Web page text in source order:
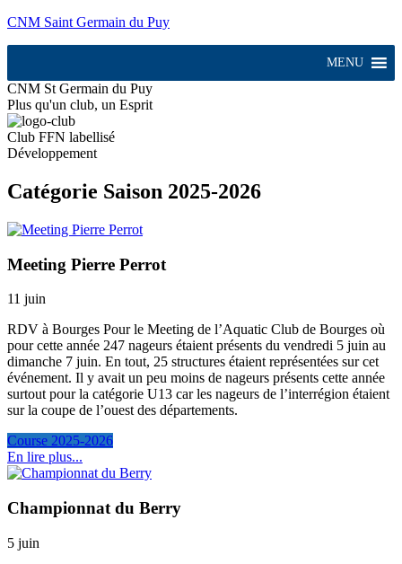
CNM Saint Germain du Puy
MENU
CNM St Germain du Puy
Plus qu'un club, un Esprit
Club FFN labellisé
Développement
Catégorie Saison 2025-2026
Meeting Pierre Perrot
11 juin
RDV à Bourges Pour le Meeting de l’Aquatic Club de Bourges où
pour cette année 247 nageurs étaient présents du vendredi 5 juin au
dimanche 7 juin. En tout, 25 structures étaient représentées sur cet
événement. Il y avait un peu moins de nageurs présents cette année
surtout pour la catégorie U13 car les nageurs de l’interrégion étaient
sur la coupe de l’ouest des départements.
Course 2025-2026
En lire plus...
Championnat du Berry
5 juin